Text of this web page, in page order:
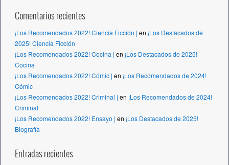
Comentarios recientes
¡Los Recomendados 2022! Ciencia Ficción | en ¡Los Destacados de
2025! Ciencia Ficción
¡Los Recomendados 2022! Cocina | en ¡Los Destacados de 2025!
Cocina
¡Los Recomendados 2022! Cómic | en ¡Los Recomendados de 2024!
Cómic
¡Los Recomendados 2022! Criminal | en ¡Los Recomendados de 2024!
Criminal
¡Los Recomendados 2022! Ensayo | en ¡Los Destacados de 2025!
Biografía
Entradas recientes